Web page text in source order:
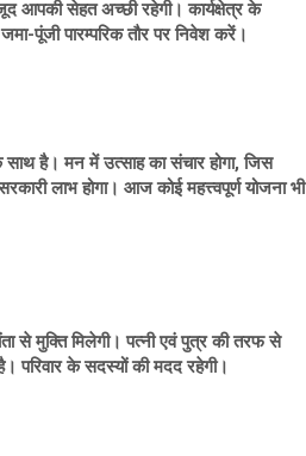
आपकी सेहत अच्छी रहेगी। कार्यक्षेत्र के
पूंजी पारम्परिक तौर पर निवेश करें।
है। मन में उत्साह का संचार होगा, जिस
लाभ होगा। आज कोई महत्त्वपूर्ण योजना भी
से मुक्ति मिलेगी। पत्नी एवं पुत्र की तरफ से
परिवार के सदस्यों की मदद रहेगी।